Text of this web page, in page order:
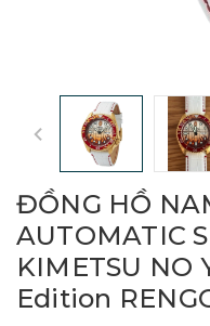
ĐỒNG HỒ
AUTOMATIC
KIMETSU
Edition